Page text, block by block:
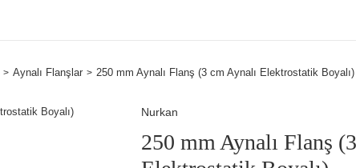
Aynalı Flanşlar 250 mm Aynalı Flanş (3 cm Aynalı Elektrostatik Boyalı)
Nurkan
250 mm Aynalı Flanş